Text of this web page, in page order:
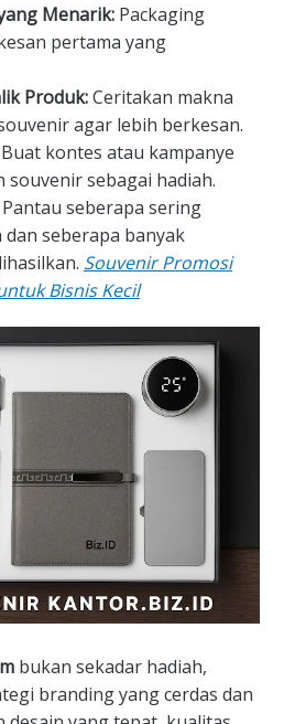
Menarik: Packaging
pertama yang
Produk:Ceritakan makna
agar lebih berkesan.
Buat kontes atau kampanye
souvenir sebagai hadiah.
Pantau seberapa sering
seberapa banyak
Souvenir Promosi
Bisnis Kecil
bukan sekadar hadiah,
branding yang cerdas dan